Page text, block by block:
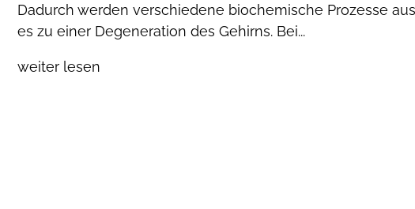
Dadurch werden verschiedene biochemische Prozesse
es zu einer Degeneration des Gehirns. Bei...
weiter lesen